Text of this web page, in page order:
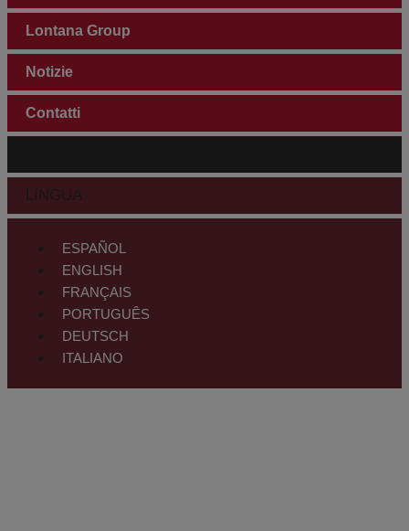
Lontana Group
Notizie
Contatti
LINGUA
ESPAÑOL
ENGLISH
FRANÇAIS
PORTUGUÊS
DEUTSCH
ITALIANO